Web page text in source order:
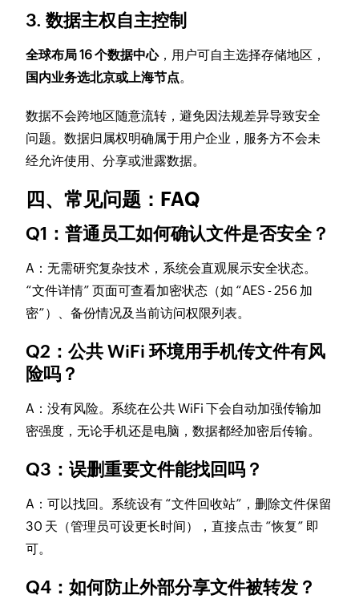
3. 数据主权自主控制
全球布局 16 个数据中心，用户可自主选择存储地区，
国内业务选北京或上海节点。
数据不会跨地区随意流转，避免因法规差异导致安全
问题。数据归属权明确属于用户企业，服务方不会未
经允许使用、分享或泄露数据。
四、常见问题：FAQ
Q1：普通员工如何确认文件是否安全？
A：无需研究复杂技术，系统会直观展示安全状态。
“文件详情” 页面可查看加密状态（如 “AES - 256 加
密”）、备份情况及当前访问权限列表。
Q2：公共 WiFi 环境用手机传文件有风
险吗？
A：没有风险。系统在公共 WiFi 下会自动加强传输加
密强度，无论手机还是电脑，数据都经加密后传输。
Q3：误删重要文件能找回吗？
A：可以找回。系统设有 “文件回收站”，删除文件保留
30 天（管理员可设更长时间），直接点击 “恢复” 即
可。
Q4：如何防止外部分享文件被转发？